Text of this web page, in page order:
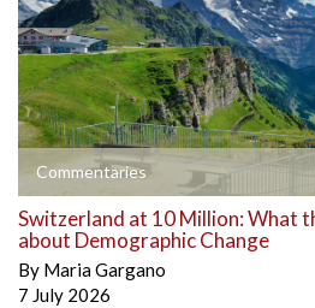
Commentaries
Switzerland at 10 Million: What
about Demographic Change
By Maria Gargano
7 July 2026